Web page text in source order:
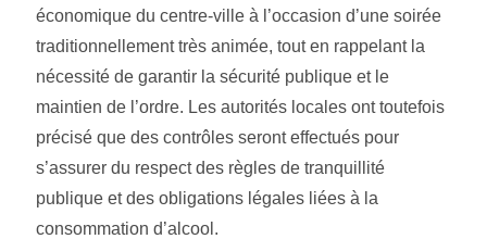
économique du centre-ville à l’occasion d’une soirée
traditionnellement très animée, tout en rappelant la
nécessité de garantir la sécurité publique et le
maintien de l’ordre. Les autorités locales ont toutefois
précisé que des contrôles seront effectués pour
s’assurer du respect des règles de tranquillité
publique et des obligations légales liées à la
consommation d’alcool.